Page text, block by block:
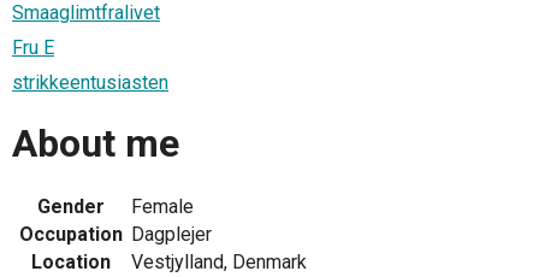
Smaaglimtfralivet
Fru E
strikkeentusiasten
About me
Gender
Female
Occupation Dagplejer
Location
Vestjylland, Denmark